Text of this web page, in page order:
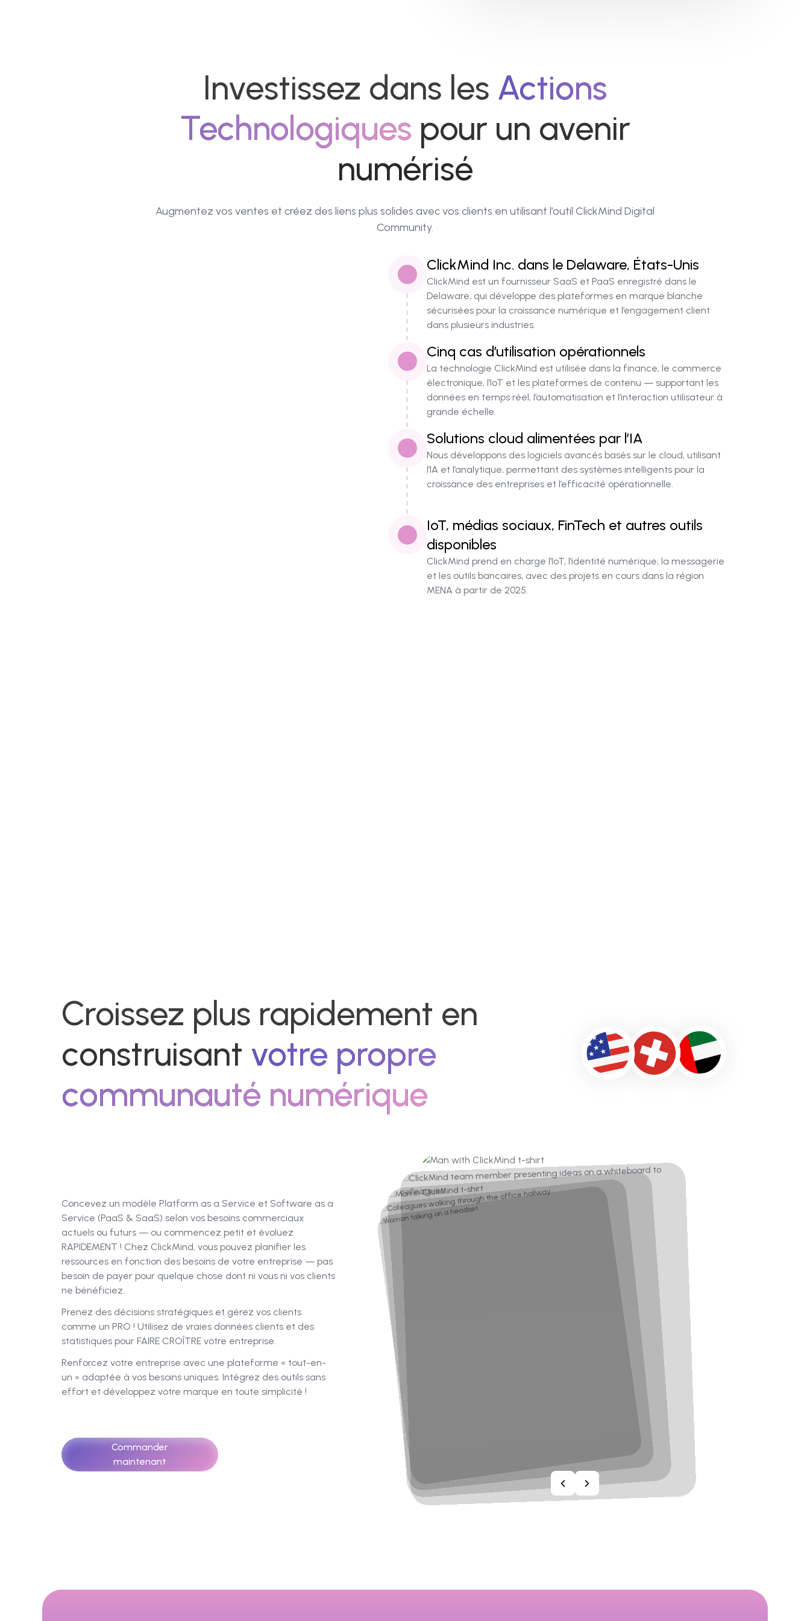
Investissez dans les Actions
Technologiques pour un avenir
numérisé
Augmentez vos ventes et créez des liens plus solides avec vos clients en utilisant l’outil ClickMind Digital
Community.
ClickMind Inc. dans le Delaware, États-Unis
ClickMind est un fournisseur SaaS et PaaS enregistré dans le
Delaware, qui développe des plateformes en marque blanche
sécurisées pour la croissance numérique et l’engagement client
dans plusieurs industries.
Cinq cas d’utilisation opérationnels
La technologie ClickMind est utilisée dans la finance, le commerce
électronique, l’IoT et les plateformes de contenu — supportant les
données en temps réel, l’automatisation et l’interaction utilisateur à
grande échelle.
Solutions cloud alimentées par l’IA
Nous développons des logiciels avancés basés sur le cloud, utilisant
l’IA et l’analytique, permettant des systèmes intelligents pour la
croissance des entreprises et l’efficacité opérationnelle.
IoT, médias sociaux, FinTech et autres outils
disponibles
ClickMind prend en charge l’IoT, l’identité numérique, la messagerie
et les outils bancaires, avec des projets en cours dans la région
MENA à partir de 2025.
Croissez plus rapidement en
construisant votre propre
communauté numérique
Concevez un modèle Platform as a Service et Software as a
Service (PaaS & SaaS) selon vos besoins commerciaux
actuels ou futurs — ou commencez petit et évoluez
RAPIDEMENT ! Chez ClickMind, vous pouvez planifier les
ressources en fonction des besoins de votre entreprise — pas
besoin de payer pour quelque chose dont ni vous ni vos clients
ne bénéficiez.
Prenez des décisions stratégiques et gérez vos clients
comme un PRO ! Utilisez de vraies données clients et des
statistiques pour FAIRE CROÎTRE votre entreprise.
Renforcez votre entreprise avec une plateforme « tout-en-
un » adaptée à vos besoins uniques. Intégrez des outils sans
effort et développez votre marque en toute simplicité !
Commander
maintenant